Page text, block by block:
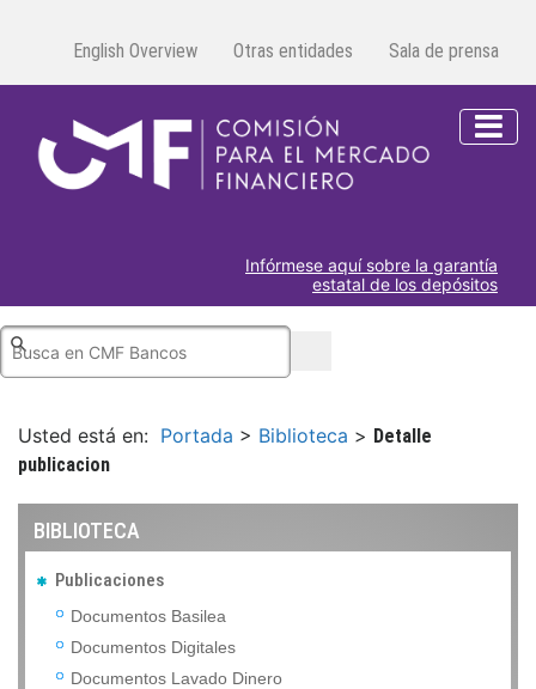
English Overview Otras entidades Sala de prensa
Infórmese aquí sobre la garantía
estatal de los depósitos
Usted está en: Portada > Biblioteca > Detalle
publicacion
BIBLIOTECA
Publicaciones
Documentos Basilea
Documentos Digitales
Documentos Lavado Dinero